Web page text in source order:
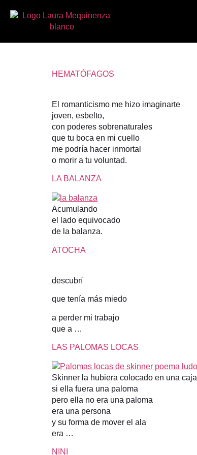
HEMATÓFAGOS
El romanticismo me hizo imaginarte
joven, esbelto,
con poderes sobrenaturales
que tu boca en mi cuello
me podría hacer inmortal
o morir a tu voluntad.
LA BALANZA
Acumulando
el lado equivocado
de la balanza.
ATOCHA
descubrí
que tenía más miedo
a perder mi trabajo
que a …
LAS PALOMAS LOCAS
Skinner la hubiera colocado en una caja
si ella fuera una paloma
pero ella no era una paloma
era una persona
y su forma de mover el ala
era …
NINI